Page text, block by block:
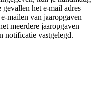
gevallen het e-mail adres
mailen van jaaropgaven
meerdere jaaropgaven
notificatie vastgelegd.